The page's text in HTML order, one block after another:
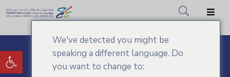
Ouvrir la barre d’outils
CCIS.SM
We've detected you might be
speaking a different language. Do
you want to change to: